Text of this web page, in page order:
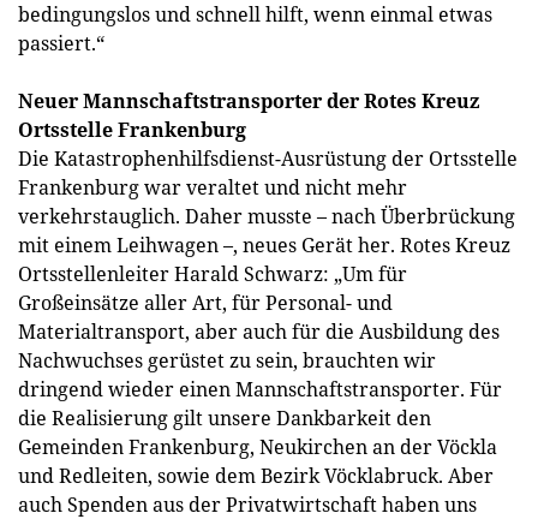
bedingungslos und schnell hilft, wenn einmal etwas
passiert.“
Neuer Mannschaftstransporter der Rotes Kreuz
Ortsstelle Frankenburg
Die Katastrophenhilfsdienst-Ausrüstung der Ortsstelle
Frankenburg war veraltet und nicht mehr
verkehrstauglich. Daher musste – nach Überbrückung
mit einem Leihwagen –, neues Gerät her. Rotes Kreuz
Ortsstellenleiter Harald Schwarz: „Um für
Großeinsätze aller Art, für Personal- und
Materialtransport, aber auch für die Ausbildung des
Nachwuchses gerüstet zu sein, brauchten wir
dringend wieder einen Mannschaftstransporter. Für
die Realisierung gilt unsere Dankbarkeit den
Gemeinden Frankenburg, Neukirchen an der Vöckla
und Redleiten, sowie dem Bezirk Vöcklabruck. Aber
auch Spenden aus der Privatwirtschaft haben uns